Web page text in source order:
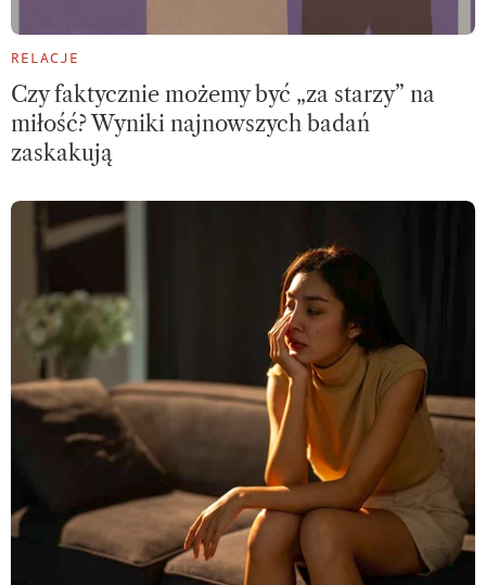
RELACJE
Czy faktycznie możemy być „za starzy” na
miłość? Wyniki najnowszych badań
zaskakują